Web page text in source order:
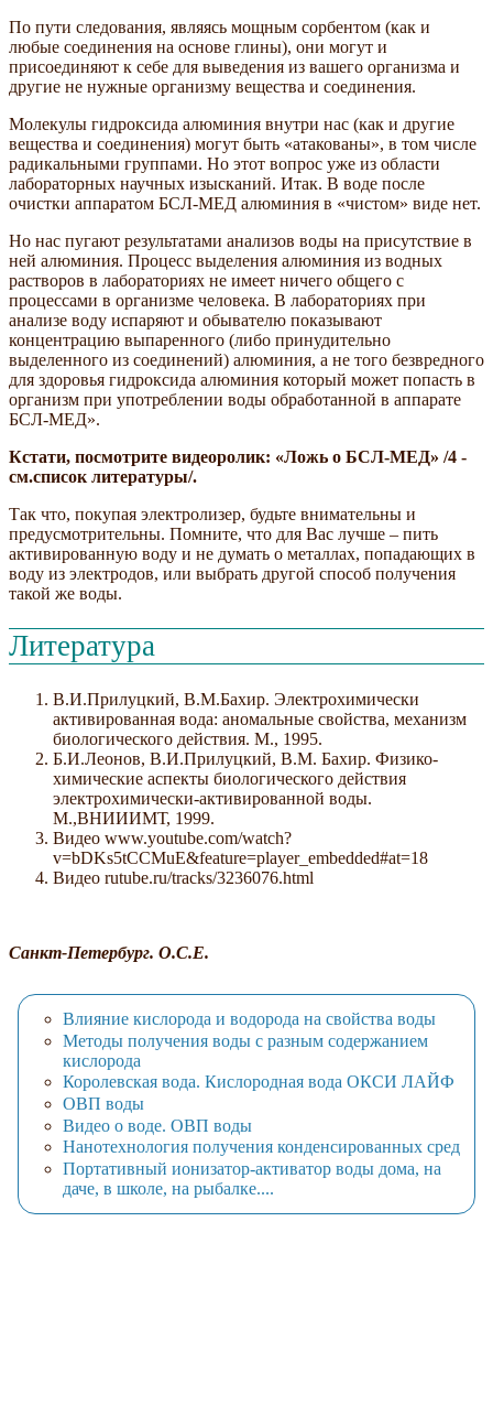
По пути следования, являясь мощным сорбентом (как и
любые соединения на основе глины), они могут и
присоединяют к себе для выведения из вашего организма и
другие не нужные организму вещества и соединения.
Молекулы гидроксида алюминия внутри нас (как и другие
вещества и соединения) могут быть «атакованы», в том числе
радикальными группами. Но этот вопрос уже из области
лабораторных научных изысканий. Итак. В воде после
очистки аппаратом БСЛ-МЕД алюминия в «чистом» виде нет.
Но нас пугают результатами анализов воды на присутствие в
ней алюминия. Процесс выделения алюминия из водных
растворов в лабораториях не имеет ничего общего с
процессами в организме человека. В лабораториях при
анализе воду испаряют и обывателю показывают
концентрацию выпаренного (либо принудительно
выделенного из соединений) алюминия, а не того безвредного
для здоровья гидроксида алюминия который может попасть в
организм при употреблении воды обработанной в аппарате
БСЛ-МЕД».
Кстати, посмотрите видеоролик: «Ложь о БСЛ-МЕД» /4 -
см.список литературы/.
Так что, покупая электролизер, будьте внимательны и
предусмотрительны. Помните, что для Вас лучше – пить
активированную воду и не думать о металлах, попадающих в
воду из электродов, или выбрать другой способ получения
такой же воды.
Литература
В.И.Прилуцкий, В.М.Бахир. Электрохимически
активированная вода: аномальные свойства, механизм
биологического действия. М., 1995.
Б.И.Леонов, В.И.Прилуцкий, В.М. Бахир. Физико-
химические аспекты биологического действия
электрохимически-активированной воды.
М.,ВНИИИМТ, 1999.
Видео www.youtube.com/watch?
v=bDKs5tCCMuE&feature=player_embedded#at=18
Видео rutube.ru/tracks/3236076.html
Санкт-Петербург. О.С.Е.
Влияние кислорода и водорода на свойства воды
Методы получения воды с разным содержанием
кислорода
Королевская вода. Кислородная вода ОКСИ ЛАЙФ
ОВП воды
Видео о воде. ОВП воды
Нанотехнология получения конденсированных сред
Портативный ионизатор-активатор воды дома, на
даче, в школе, на рыбалке....